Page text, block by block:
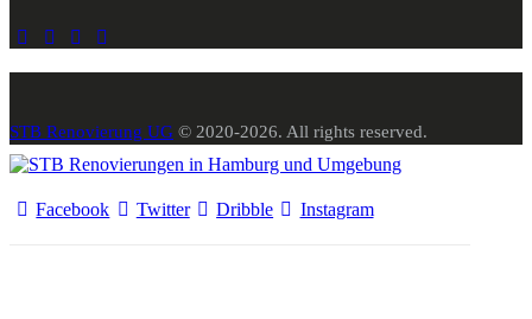
STB Renovierung UG © 2020-2026. All rights reserved.
Facebook Twitter Dribble Instagram